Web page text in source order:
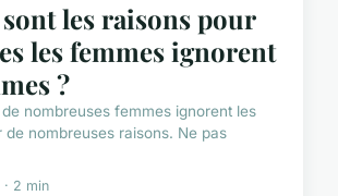
les raisons pour
les femmes ignorent
?
nombreuses femmes ignorent les
de nombreuses raisons. Ne pas
2 min